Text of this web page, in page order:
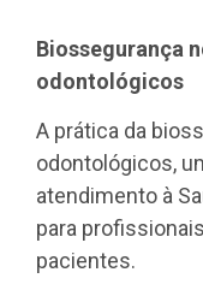
Biossegurança
odontológicos
A prática da
odontológicos,
atendimento à
para
pacientes.